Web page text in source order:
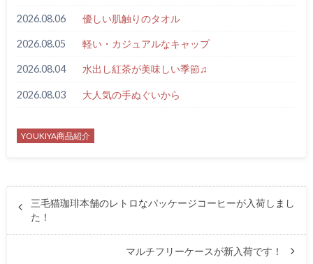
2026.08.06 優しい肌触りのタオル
2026.08.05 軽い・カジュアルなキャップ
2026.08.04 水出し紅茶が美味しい季節♫
2026.08.03 大人気の手ぬぐいから
YOUKIYA商品紹介
三毛猫珈琲本舗のレトロなパッケージコーヒーが入荷しまし
た！
マルチフリーケースが新入荷です！